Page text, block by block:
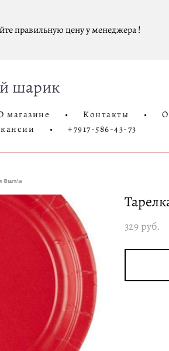
правильную цену у менеджера !
шарик
магазине • Контакты •
• +7917-586-43-73
8шт/a
329 pуб.